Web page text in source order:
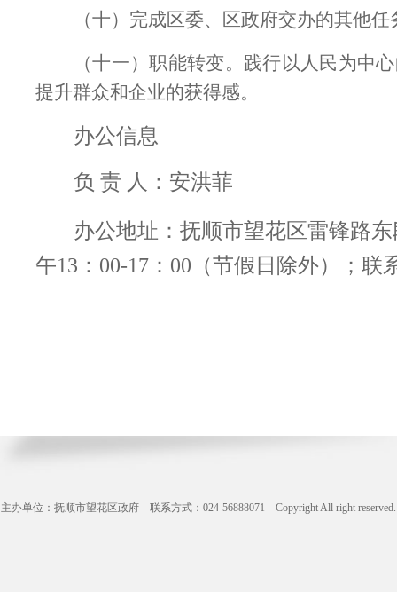
（十）完成区委、区政府交办的其他任
（十一）职能转变。践行以人民为中
提升群众和企业的获得感。
办公信息
负 责 人：安洪菲
办公地址：抚顺市望花区雷锋路
午13：00-17：00（节假日除外）；联
主办单位：抚顺市望花区政府 联系方式：024-56888071 Copyright All right